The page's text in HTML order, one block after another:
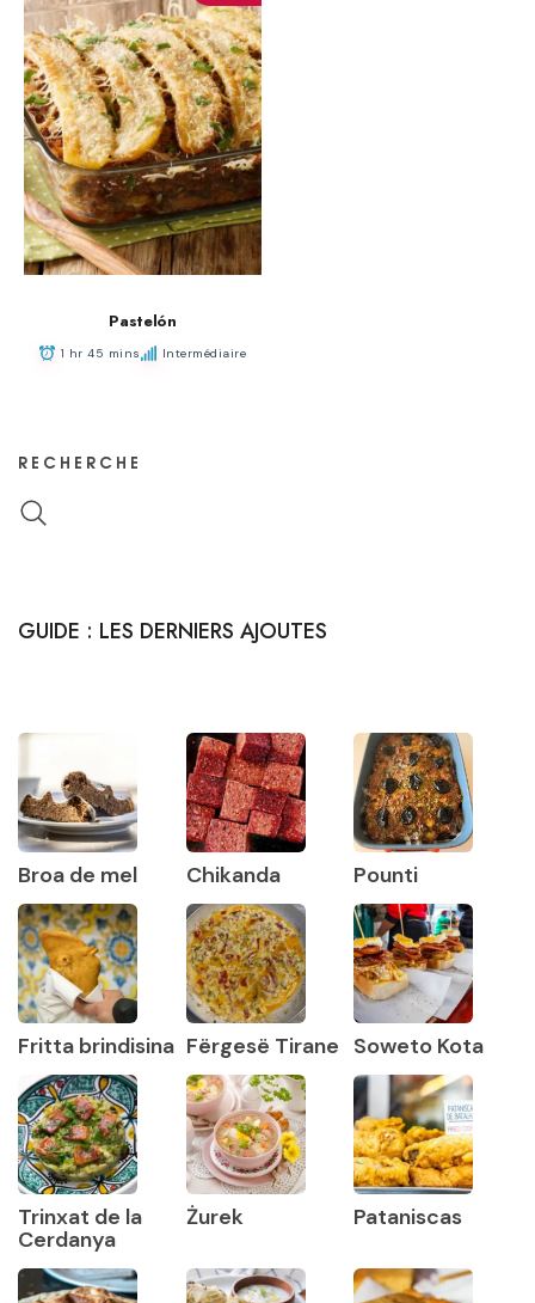
Pastelón
1 hr 45 mins Intermédiaire
RECHERCHE
GUIDE : LES DERNIERS AJOUTES
Broa de mel Chikanda Pounti
Fritta brindisina Fërgesë Tirane Soweto Kota
Trinxat de la
Cerdanya
Żurek Pataniscas